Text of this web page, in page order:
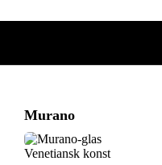
Murano
Venetiansk konst